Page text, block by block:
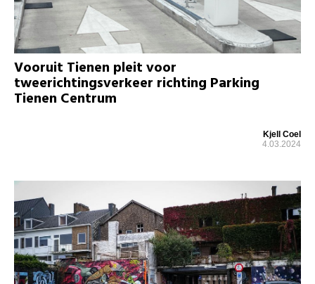
Vooruit Tienen pleit voor
tweerichtingsverkeer richting Parking
Tienen Centrum
Kjell Coel
4.03.2024